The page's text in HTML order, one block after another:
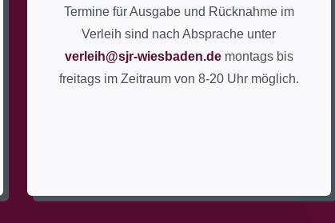
Termine für Ausgabe und Rücknahme im
Verleih sind nach Absprache unter
verleih@sjr-wiesbaden.demontags bis
freitags im Zeitraum von 8-20 Uhr möglich.